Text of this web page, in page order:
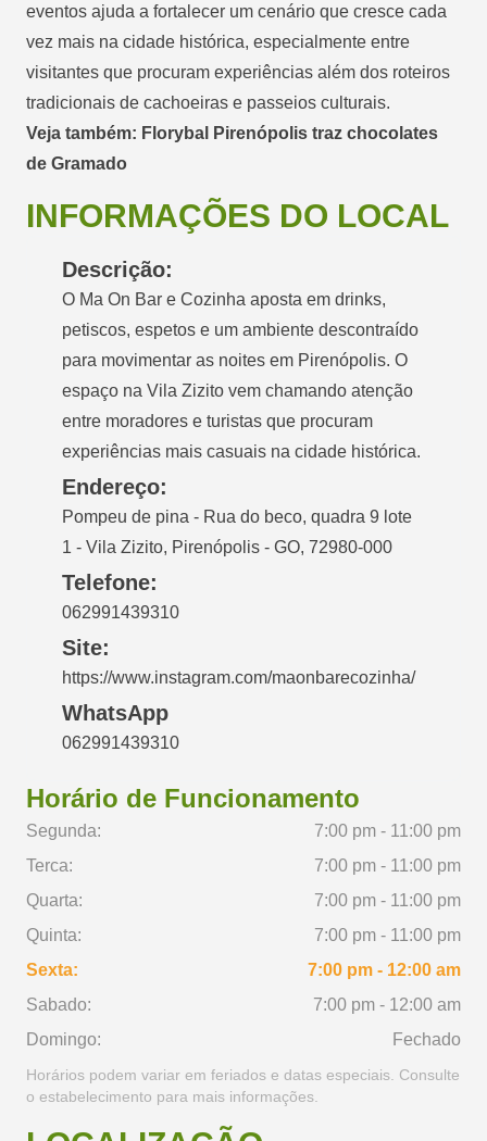
eventos ajuda a fortalecer um cenário que cresce cada
vez mais na cidade histórica, especialmente entre
visitantes que procuram experiências além dos roteiros
tradicionais de cachoeiras e passeios culturais.
Veja também: Florybal Pirenópolis traz chocolates
de Gramado
INFORMAÇÕES DO LOCAL
Descrição:
O Ma On Bar e Cozinha aposta em drinks,
petiscos, espetos e um ambiente descontraído
para movimentar as noites em Pirenópolis. O
espaço na Vila Zizito vem chamando atenção
entre moradores e turistas que procuram
experiências mais casuais na cidade histórica.
Endereço:
Pompeu de pina - Rua do beco, quadra 9 lote
1 - Vila Zizito, Pirenópolis - GO, 72980-000
Telefone:
062991439310
Site:
https://www.instagram.com/maonbarecozinha/
WhatsApp
062991439310
Horário de Funcionamento
Segunda:
7:00 pm - 11:00 pm
Terca:
7:00 pm - 11:00 pm
Quarta:
7:00 pm - 11:00 pm
Quinta:
7:00 pm - 11:00 pm
Sexta:
7:00 pm - 12:00 am
Sabado:
7:00 pm - 12:00 am
Domingo:
Fechado
Horários podem variar em feriados e datas especiais. Consulte
o estabelecimento para mais informações.